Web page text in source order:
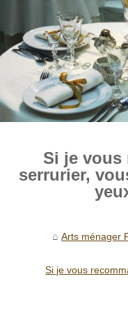
Si je vous
serrurier,
Arts ménager
Si je vous